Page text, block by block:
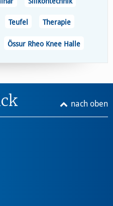
Teufel Therapie
Össur Rheo Knee Halle
nach oben